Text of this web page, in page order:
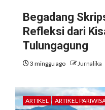
Begadang
Refleksi dari
Tulungagung
3 minggu ago Jurnalika
ARTIKEL ARTIKEL